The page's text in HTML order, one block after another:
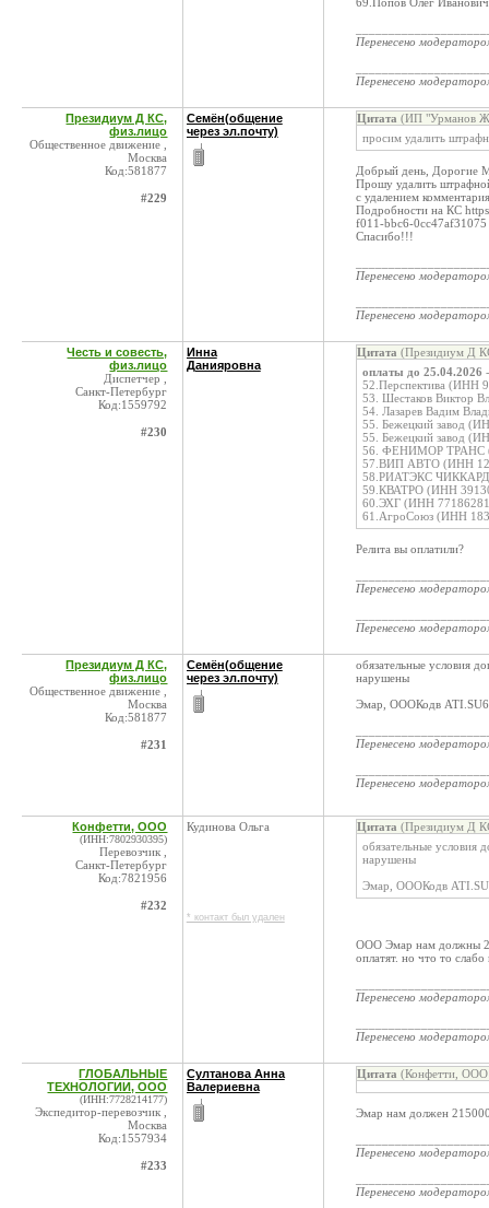
Перенесено
Перенесено
Президиум Д КС,
физ.лицо
Общественное движение ,
Москва
Код:581877
#229
Семён(общение
через эл.почту)
Цитата (ИП "Урманов
просим удалить
Добрый день, Дорогие
Прошу удалить
с удалением
Подробности на КС
f011-bbc6-0cc47af31075
Спасибо!!!
Перенесено
Перенесено
Честь и совесть,
физ.лицо
Диспетчер ,
Санкт-Петербург
Код:1559792
#230
Инна
Данияровна
Цитата (Президиум Д
оплаты до 25.04.2026
52.Перспектива (ИНН
53. Шестаков Виктор
54. Лазарев Вадим
55. Бежецкий завод
55. Бежецкий завод
56. ФЕНИМОР ТРАНС
57.ВИП АВТО (ИНН
58.РИАТЭКС
59.КВАТРО (ИНН
60.ЭХГ (ИНН
61.АгроСоюз (ИНН
Релита вы оплатили?
Перенесено
Перенесено
Президиум Д КС,
физ.лицо
Общественное движение ,
Москва
Код:581877
#231
Семён(общение
через эл.почту)
обязательные условия
нарушены
Эмар, ОООКодв
Перенесено
Перенесено
Конфетти, ООО
(ИНН:7802930395)
Перевозчик ,
Санкт-Петербург
Код:7821956
#232
Кудинова Ольга
* контакт был удален
Цитата (Президиум Д
обязательные
нарушены
Эмар, ОООКодв
ООО Эмар нам должны
оплатят. но что то слабо
Перенесено
Перенесено
ГЛОБАЛЬНЫЕ
ТЕХНОЛОГИИ, ООО
(ИНН:7728214177)
Экспедитор-перевозчик ,
Москва
Код:1557934
#233
Султанова Анна
Валериевна
Цитата (Конфетти, ООО
Эмар нам должен 215000
Перенесено
Перенесено